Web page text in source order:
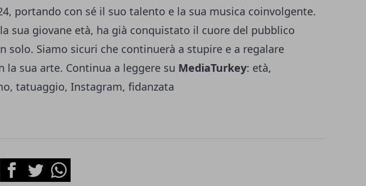
portando con sé il suo talento e la sua musica coinvolgente.
sua giovane età, ha già conquistato il cuore del pubblico
solo. Siamo sicuri che continuerà a stupire e a regalare
la sua arte. Continua a leggere su MediaTurkey: età,
tatuaggio, Instagram, fidanzata
FacebookTwitterWhatsapp